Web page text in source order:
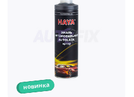
новинка